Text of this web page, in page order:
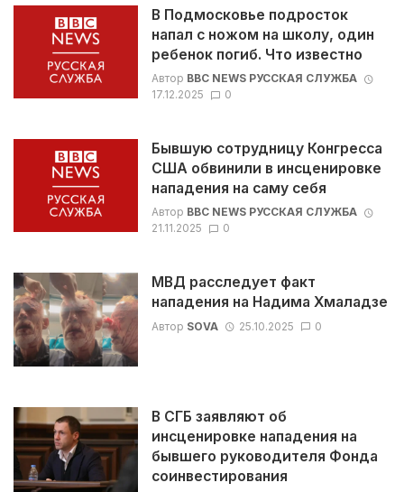
В Подмосковье подросток
напал c ножом на школу, один
ребенок погиб. Что известно
Автор BBC NEWS РУССКАЯ СЛУЖБА
17.12.2025
0
Бывшую сотрудницу Конгресса
США обвинили в инсценировке
нападения на саму себя
Автор BBC NEWS РУССКАЯ СЛУЖБА
21.11.2025
0
МВД расследует факт
нападения на Надима Хмаладзе
Автор SOVA 25.10.2025 0
В СГБ заявляют об
инсценировке нападения на
бывшего руководителя Фонда
соинвестирования